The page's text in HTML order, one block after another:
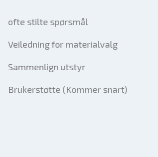
ofte stilte spørsmål
Veiledning for materialvalg
Sammenlign utstyr
Brukerstøtte (Kommer snart)